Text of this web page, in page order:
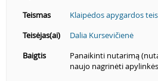
Teismas
Klaipėdos apygardos
Teisėjas(ai)
Dalia Kursevičienė
Baigtis
Panaikinti nutarimą
naujo nagrinėti